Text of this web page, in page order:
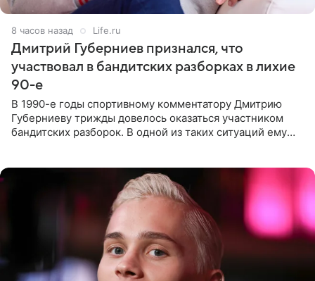
8 часов назад Life.ru
Дмитрий Губерниев признался, что
участвовал в бандитских разборках в лихие
90-е
В 1990-е годы спортивному комментатору Дмитрию
Губерниеву трижды довелось оказаться участником
бандитских разборок. В одной из таких ситуаций ему